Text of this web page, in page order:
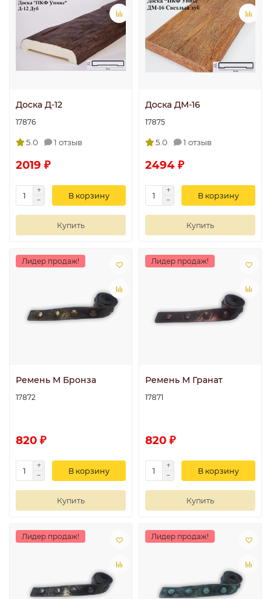
Доска Д-12
17876
5.0 1 отзыв
2019 ₽
В корзину
Купить
Доска ДМ-16
17875
5.0 1 отзыв
2494 ₽
В корзину
Купить
Лидер продаж!
Ремень М Бронза
17872
820 ₽
В корзину
Купить
Лидер продаж!
Ремень М Гранат
17871
820 ₽
В корзину
Купить
Лидер продаж! Лидер продаж!